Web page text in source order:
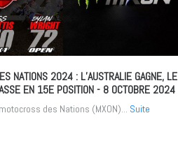
NATIONS 2024 : L’AUSTRALIE GAGNE, LE
EN 15E POSITION- 8 OCTOBRE 2024
des Nations (MXON)... Suite